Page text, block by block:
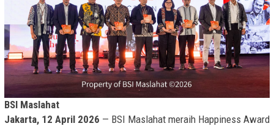
BSI Maslahat
Jakarta, 12 April 2026 — BSI Maslahat meraih Happiness Award